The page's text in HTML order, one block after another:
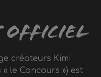
officiel
créateurs Kimi
« le Concours ») est